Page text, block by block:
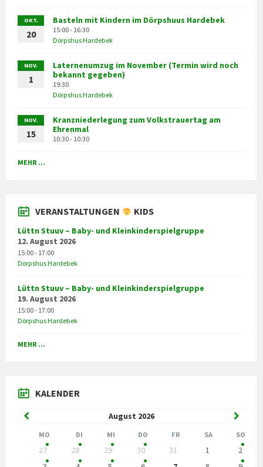
OKT.
20
Basteln mit Kindern im Dörpshuus Hardebek
15:00 - 16:30
Dörpshus Hardebek
NOV.
1
Laternenumzug im November (Termin wird noch
bekannt gegeben)
19:30
Dörpshus Hardebek
NOV.
15
Kranzniederlegung zum Volkstrauertag am
Ehrenmal
10:30 - 10:30
MEHR ...
VERANSTALTUNGEN KIDS
Lüttn Stuuv – Baby- und Kleinkinderspielgruppe
12. August 2026
15:00 - 17:00
Dörpshus Hardebek
Lüttn Stuuv – Baby- und Kleinkinderspielgruppe
19. August 2026
15:00 - 17:00
Dörpshus Hardebek
MEHR ...
KALENDER
August 2026
Previous
Month
Month
MO DI MI DO FR SA SO
calendar
27 28 29 30 31 1
2